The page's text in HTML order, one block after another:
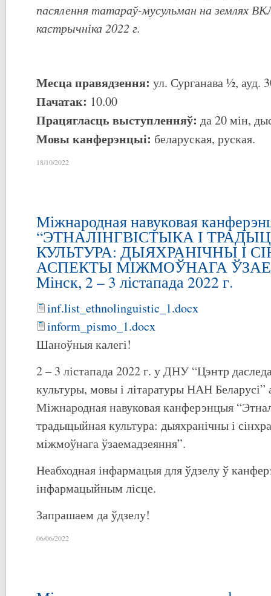
пасялення татараў-мусульман на землях
кастрычніка 2022 г.
Месца правядзення: ул. Сурганава ½, ауд.
Пачатак: 10.00
Працягласць выступленняў: да 20 мін,
Мовы канферэнцыі: беларуская, руская.
18/10/2022
Міжнародная навуковая
“ЭТНАЛІНГВІСТЫКА І
КУЛЬТУРА: ДЫЯХРАНІЧНЫ І
АСПЕКТЫ МІЖМОЎНАГА
Мінск, 2 – 3 лістапада 2022 г.
inf.list_ethnolinguistic_1.docx
inform_pismo_1.docx
Шаноўныя калегі!
2 – 3 лістапада 2022 г. у ДНУ “Цэнтр
культуры, мовы і літаратуры НАН Беларусі”
Міжнародная навуковая канферэнцыя
традыцыйная культура: дыяхранічны і
міжмоўнага ўзаемадзеяння”.
Неабходная інфармацыя для ўдзелу ў
інфармацыйным лісце.
Запрашаем да ўдзелу!
06/06/2022